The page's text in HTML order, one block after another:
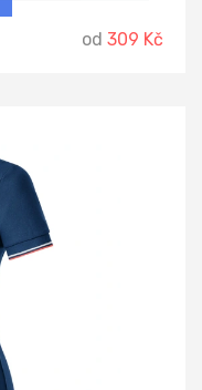
od 309 Kč